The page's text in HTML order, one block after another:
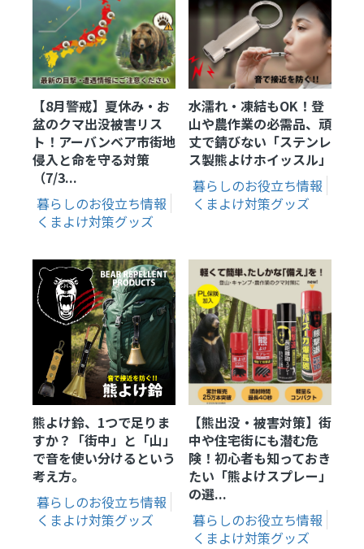
【8月警戒】夏休み・お
盆のクマ出没被害リス
ト！アーバンベア市街地
侵入と命を守る対策
（7/3...
暮らしのお役立ち情報
くまよけ対策グッズ
水濡れ・凍結もOK！登
山や農作業の必需品、頑
丈で錆びない「ステンレ
ス製熊よけホイッスル」
暮らしのお役立ち情報
くまよけ対策グッズ
熊よけ鈴、1つで足りま
すか？「街中」と「山」
で音を使い分けるという
考え方。
暮らしのお役立ち情報
くまよけ対策グッズ
【熊出没・被害対策】街
中や住宅街にも潜む危
険！初心者も知っておき
たい「熊よけスプレー」
の選...
暮らしのお役立ち情報
くまよけ対策グッズ